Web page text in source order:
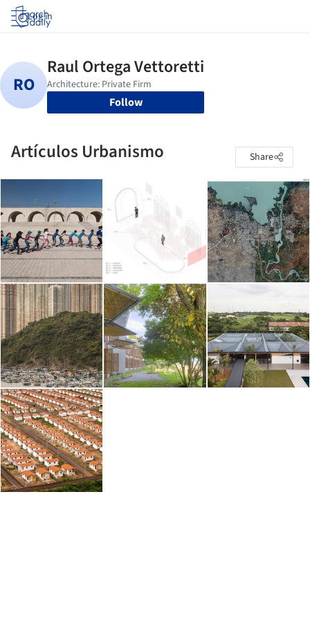
Log in
Follow
Artículos Urbanismo Share